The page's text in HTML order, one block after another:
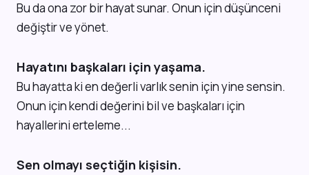
Bu da ona zor bir hayat sunar. Onun için düşünceni
değiştir ve yönet.
Hayatını başkaları için yaşama.
Bu hayatta ki en değerli varlık senin için yine sensin.
Onun için kendi değerini bil ve başkaları için
hayallerini erteleme...
Sen olmayı seçtiğin kişisin.